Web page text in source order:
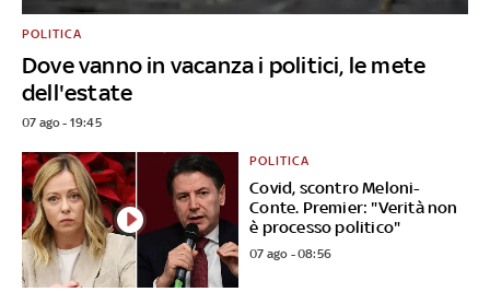
Dove vanno in vacanza i politici, le mete
dell'estate
POLITICA
07 ago - 19:45
Covid, scontro Meloni-
Conte. Premier: "Verità non
è processo politico"
POLITICA
07 ago - 08:56